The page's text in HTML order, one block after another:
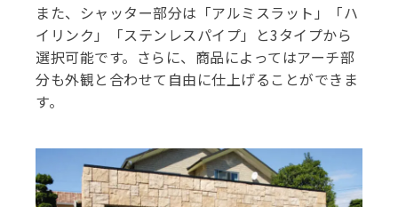
また、シャッター部分は「アルミスラット」「ハ
イリンク」「ステンレスパイプ」と3タイプから
選択可能です。さらに、商品によってはアーチ部
分も外観と合わせて自由に仕上げることができま
す。